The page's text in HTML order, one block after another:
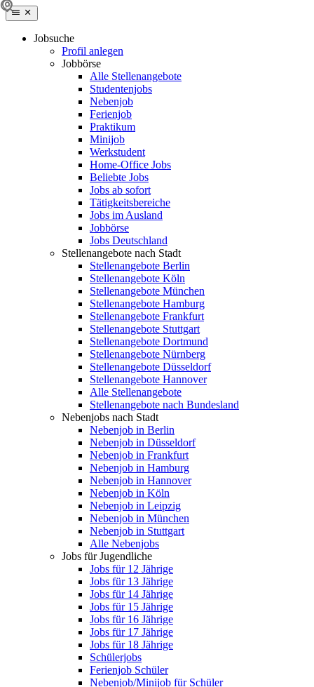
Jobsuche
Profil anlegen
Jobbörse
Alle Stellenangebote
Studentenjobs
Nebenjob
Ferienjob
Praktikum
Minijob
Werkstudent
Home-Office Jobs
Beliebte Jobs
Jobs ab sofort
Tätigkeitsbereiche
Jobs im Ausland
Jobbörse
Jobs Deutschland
Stellenangebote nach Stadt
Stellenangebote Berlin
Stellenangebote Köln
Stellenangebote München
Stellenangebote Hamburg
Stellenangebote Frankfurt
Stellenangebote Stuttgart
Stellenangebote Dortmund
Stellenangebote Nürnberg
Stellenangebote Düsseldorf
Stellenangebote Hannover
Alle Stellenangebote
Stellenangebote nach Bundesland
Nebenjobs nach Stadt
Nebenjob in Berlin
Nebenjob in Düsseldorf
Nebenjob in Frankfurt
Nebenjob in Hamburg
Nebenjob in Hannover
Nebenjob in Köln
Nebenjob in Leipzig
Nebenjob in München
Nebenjob in Stuttgart
Alle Nebenjobs
Jobs für Jugendliche
Jobs für 12 Jährige
Jobs für 13 Jährige
Jobs für 14 Jährige
Jobs für 15 Jährige
Jobs für 16 Jährige
Jobs für 17 Jährige
Jobs für 18 Jährige
Schülerjobs
Ferienjob Schüler
Nebenjob/Minijob für Schüler